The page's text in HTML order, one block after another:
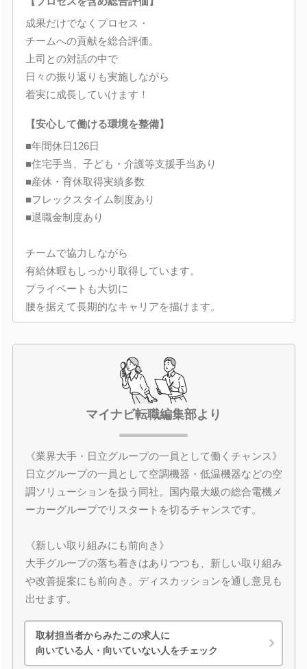
成果だけでなくプロセス・
チームへの貢献を総合評価。
上司との対話の中で
日々の振り返りも実施しながら
着実に成長していけます！
【安心して働ける環境を整備】
■年間休日126日
■住宅手当、子ども・介護等支援手当あり
■産休・育休取得実績多数
■フレックスタイム制度あり
■退職金制度あり
チームで協力しながら
有給休暇もしっかり取得しています。
プライベートも大切に
腰を据えて長期的なキャリアを描けます。
マイナビ転職編集部より
《業界大手・日立グループの一員として働くチャンス》
日立グループの一員として空調機器・低温機器などの空
調ソリューションを扱う同社。国内最大級の総合電機メ
ーカーグループでリスタートを切るチャンスです。
《新しい取り組みにも前向き》
大手グループの落ち着きはありつつも、新しい取り組み
や改善提案にも前向き。ディスカッションを通し意見も
出せます。
取材担当者からみたこの求人に
向いている人・向いていない人をチェック